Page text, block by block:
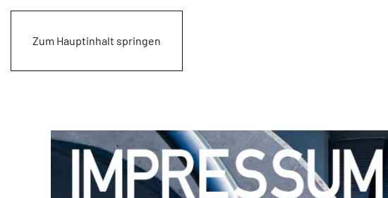
Zum Hauptinhalt springen